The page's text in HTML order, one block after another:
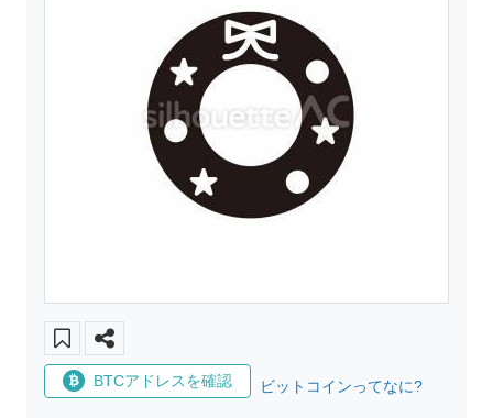
BTCアドレスを確認 ビットコインってなに?